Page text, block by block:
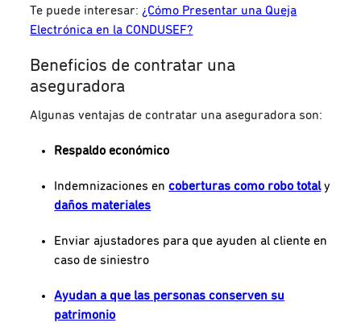
Te puede interesar: ¿Cómo Presentar una Queja
Electrónica en la CONDUSEF?
Beneficios de contratar una
aseguradora
Algunas ventajas de contratar una aseguradora son:
Respaldo económico
Indemnizaciones en coberturas como robo totaly
daños materiales
Enviar ajustadores para que ayuden al cliente en
caso de siniestro
Ayudan a que las personas conserven su
patrimonio